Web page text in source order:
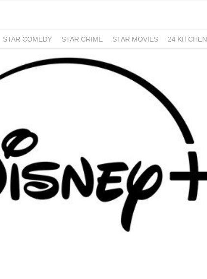
STAR COMEDY STAR CRIME STAR MOVIES
24 KITCHEN